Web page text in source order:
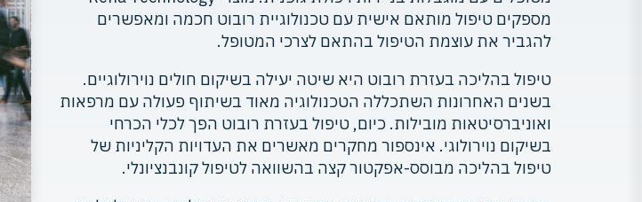
מספקים טיפול מותאם אישית עם טכנולוגיית רובוט חכמה ומאפשרים
להגביר את עוצמת הטיפול בהתאם לצרכי המטופל.
טיפול בהליכה בעזרת רובוט היא שיטה יעילה בשיקום חולים נוירולוגיים.
בשנים האחרונות השתכללה הטכנולוגיה מאוד בשיתוף פעולה עם מרפאות
ואוניברסיטאות מובילות. כיום, טיפול בעזרת רובוט הפך לכלי הכרחי
בשיקום נוירולוגי. אינספור מחקרים מאשרים את העדויות הקליניות של
טיפול בהליכה מבוסס-אפקטור קצה בהשוואה לטיפול קונבנציונלי.